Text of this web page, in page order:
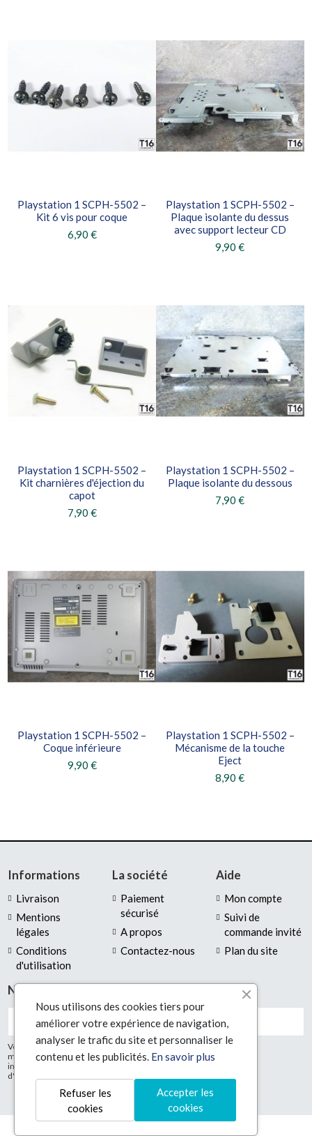
Playstation 1 SCPH-5502 –
Kit 6 vis pour coque
6,90 €
Playstation 1 SCPH-5502 –
Plaque isolante du dessus
avec support lecteur CD
9,90 €
Playstation 1 SCPH-5502 –
Kit charnières d'éjection du
capot
7,90 €
Playstation 1 SCPH-5502 –
Plaque isolante du dessous
7,90 €
Playstation 1 SCPH-5502 –
Coque inférieure
9,90 €
Playstation 1 SCPH-5502 –
Mécanisme de la touche
Eject
8,90 €
Informations
Livraison
Mentions
légales
Conditions
d'utilisation
La société
Paiement
sécurisé
A propos
Contactez-nous
Aide
Mon compte
Suivi de
commande invité
Plan du site
Newsletter
Vous pouvez vous désinscrire à tout
moment. Vous trouverez pour cela nos
informations de contact dans les conditions
d'utilisation du site.
Nous utilisons des cookies tiers pour
améliorer votre expérience de navigation,
analyser le trafic du site et personnaliser le
contenu et les publicités. En savoir plus
Accepter les
cookies
Refuser les
cookies